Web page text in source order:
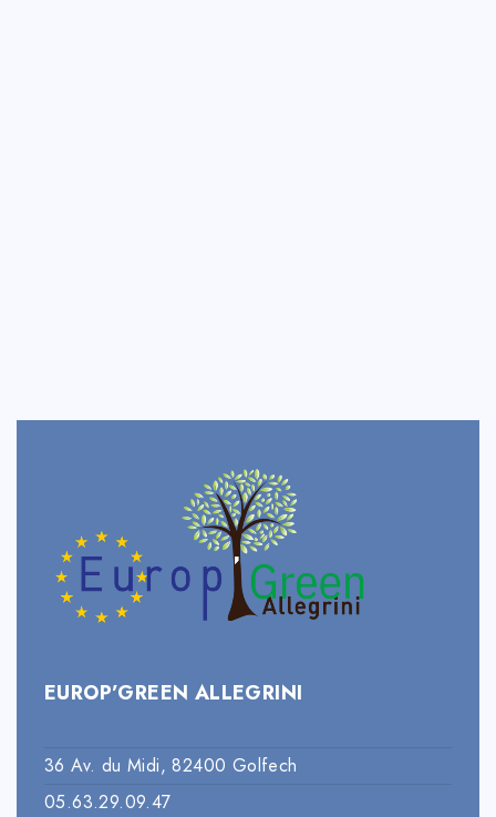
EUROP’GREEN ALLEGRINI
36 Av. du Midi, 82400 Golfech
05.63.29.09.47